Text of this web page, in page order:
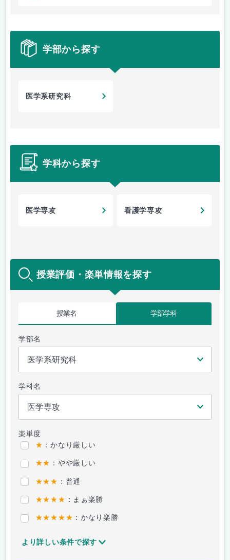
学部から探す
医学系研究科
学科から探す
医学専攻 看護学専攻
授業評価・楽単情報を探す
授業名 学部学科
学部名
学科名
楽単度
★ ：かなり厳しい
★★ ：やや厳しい
★★★ ：普通
★★★★ ：まぁ楽勝
★★★★★ ：かなり楽勝
より詳しい条件で探す